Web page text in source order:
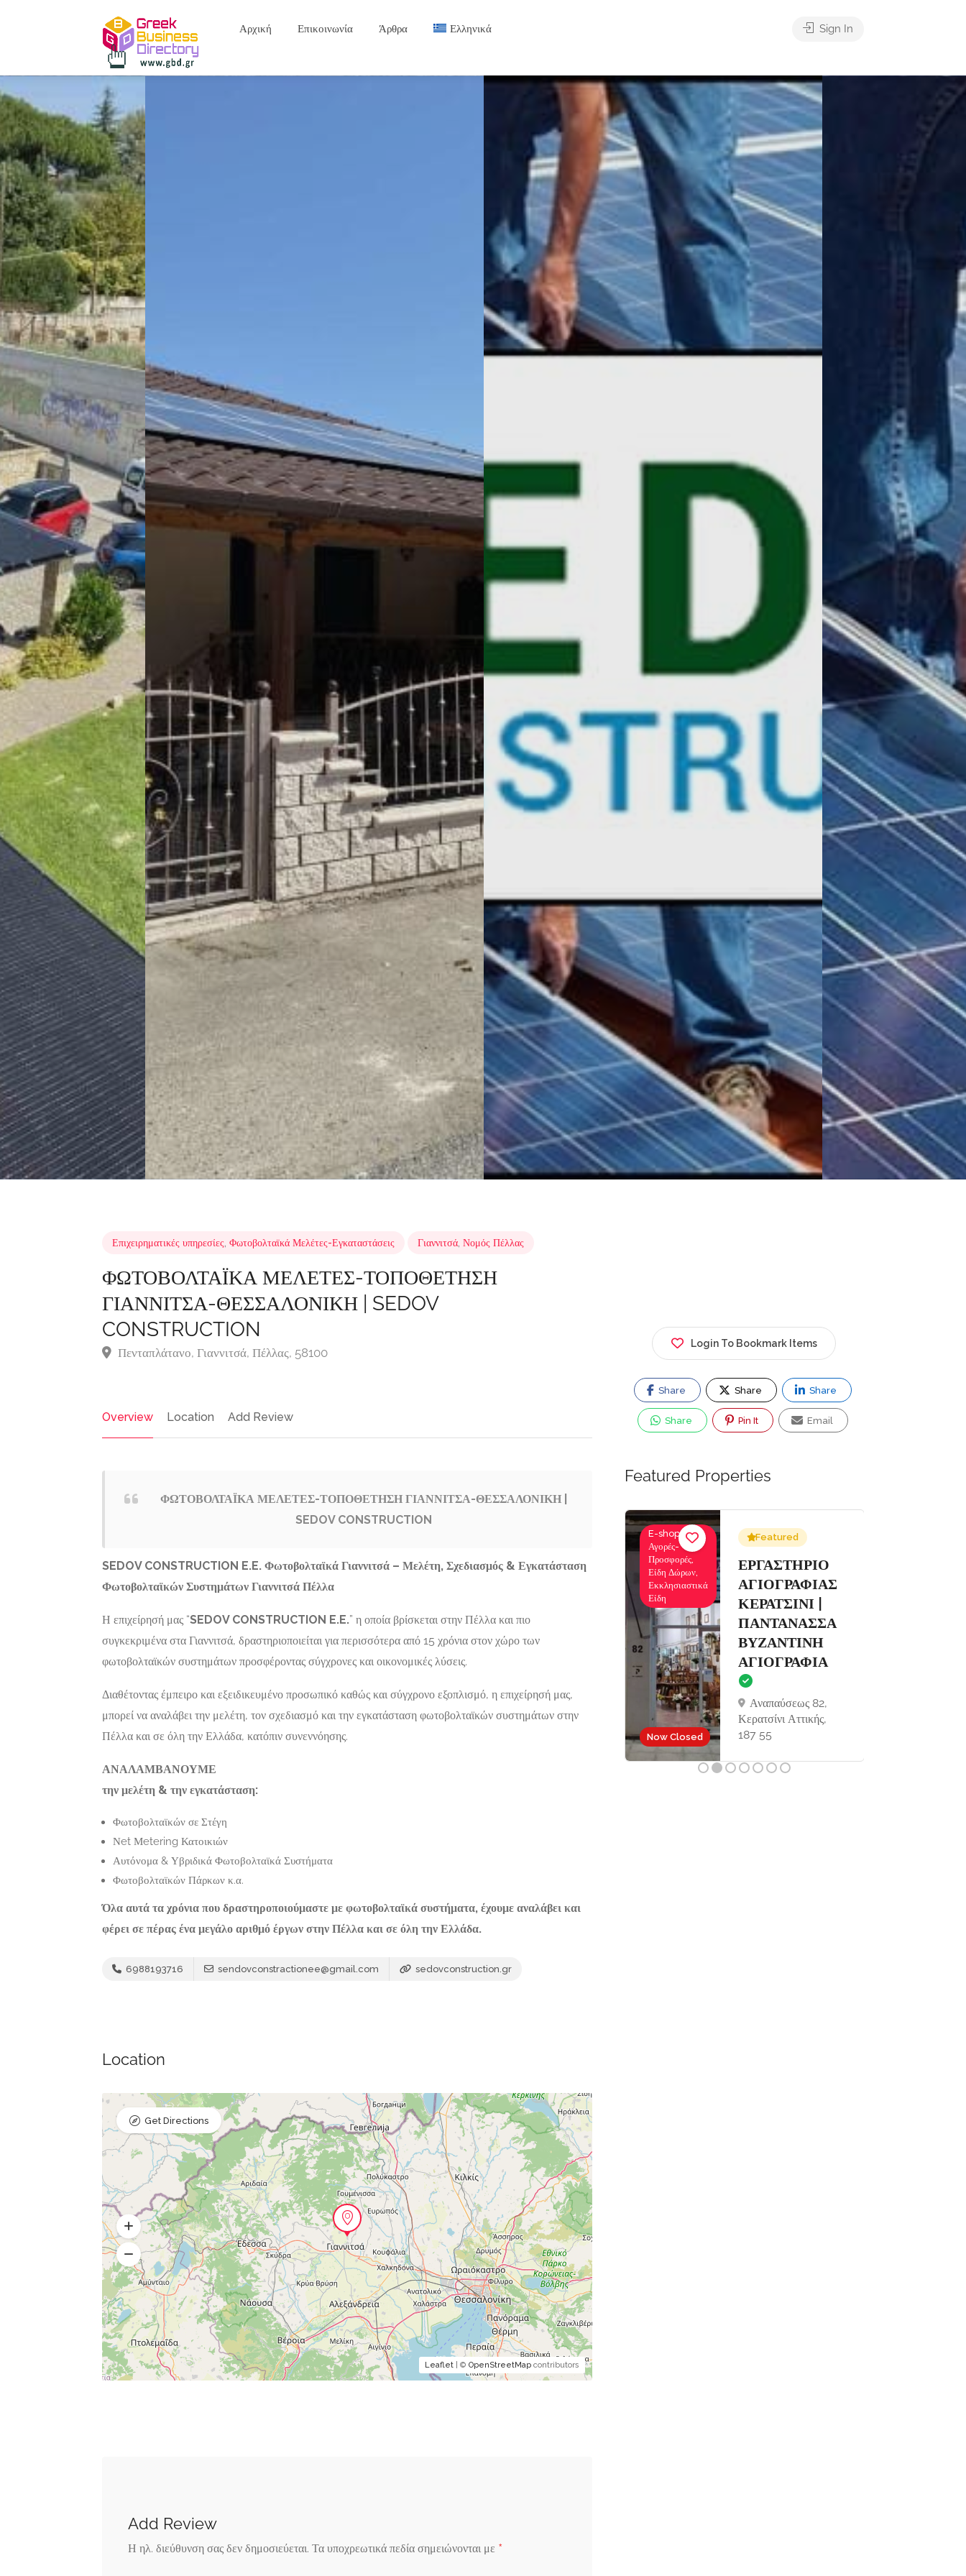
Αρχική Επικοινωνία Άρθρα Ελληνικά Sign In
Επιχειρηματικές υπηρεσίες, Φωτοβολταϊκά Μελέτες-Εγκαταστάσεις Γιαννιτσά, Νομός Πέλλας
ΦΩΤΟΒΟΛΤΑΪΚΑ ΜΕΛΕΤΕΣ-ΤΟΠΟΘΕΤΗΣΗ
ΓΙΑΝΝΙΤΣΑ-ΘΕΣΣΑΛΟΝΙΚΗ | SEDOV
CONSTRUCTION
Πενταπλάτανο, Γιαννιτσά, Πέλλας, 58100
Overview Location Add Review
ΦΩΤΟΒΟΛΤΑΪΚΑ ΜΕΛΕΤΕΣ-ΤΟΠΟΘΕΤΗΣΗ ΓΙΑΝΝΙΤΣΑ-ΘΕΣΣΑΛΟΝΙΚΗ |
SEDOV CONSTRUCTION
SEDOV CONSTRUCTION E.E. Φωτοβολταϊκά Γιαννιτσά – Μελέτη, Σχεδιασμός & Εγκατάσταση
Φωτοβολταϊκών Συστημάτων Γιαννιτσά Πέλλα
Η επιχείρησή μας “SEDOV CONSTRUCTION E.E.” η οποία βρίσκεται στην Πέλλα και πιο
συγκεκριμένα στα Γιαννιτσά, δραστηριοποιείται για περισσότερα από 15 χρόνια στον χώρο των
φωτοβολταϊκών συστημάτων προσφέροντας σύγχρονες και οικονομικές λύσεις.
Διαθέτοντας έμπειρο και εξειδικευμένο προσωπικό καθώς και σύγχρονο εξοπλισμό, η επιχείρησή μας,
μπορεί να αναλάβει την μελέτη, τον σχεδιασμό και την εγκατάσταση φωτοβολταϊκών συστημάτων στην
Πέλλα και σε όλη την Ελλάδα, κατόπιν συνεννόησης.
ΑΝΑΛΑΜΒΑΝΟΥΜΕ
την μελέτη & την εγκατάσταση:
Φωτοβολταϊκών σε Στέγη
Νet Μetering Κατοικιών
Αυτόνομα & Υβριδικά Φωτοβολταϊκά Συστήματα
Φωτοβολταϊκών Πάρκων κ.α.
Όλα αυτά τα χρόνια που δραστηροποιούμαστε με φωτοβολταϊκά συστήματα, έχουμε αναλάβει και
φέρει σε πέρας ένα μεγάλο αριθμό έργων στην Πέλλα και σε όλη την Ελλάδα.
6988193716 sendovconstractionee@gmail.com sedovconstruction.gr
Location
Leaflet| © OpenStreetMapcontributors
Get Directions
Add Review
Η ηλ. διεύθυνση σας δεν δημοσιεύεται. Τα υποχρεωτικά πεδία σημειώνονται με *
Login To Bookmark Items
Share Share Share
Share Pin It Email
Featured Properties
ΓΡΑΦΕΙΟ
ΔΙΕΚΠΕΡΑΙΩΣΕΩΝ
ΝΤΖΕΡΟΣ
ΒΑΣΙΛΕΙΟΣ
Πίνδου 12-14, Αθήνα,
Τεχνικοί-Υπηρεσίες-
Επισκευές
ΣΙΔΗΡΟΚΑΤΑΣΚΕΥΕΣ
ΠΑΞΟΙ | ΖΙΑΚΚΑΣ
Γάιος 490 82 Παξοί
Προσφορές,
Είδη Δώρων,
ΕΡΓΑΣΤΗΡΙΟ
ΠΑΝΤΑΝΑΣΣΑ
ΒΥΖΑΝΤΙΝΗ
Αναπαύσεως 82,
Κερατσίνι Αττικής,
Now Open
Ενοικιάσεις
Σκαφών
Αναψυχής,
Κρουαζιέρες
Εκδρομές
Featured
ΕΝΟΙΚΙΑΣΕΙΣ
ΣΚΑΦΩΝ
ΣΙΔΑΡΙ
ΚΕΡΚΥΡΑ |
THE WAVE
BOAT
Σιδάρι, Κέρκυρα
ΤΚ 49081